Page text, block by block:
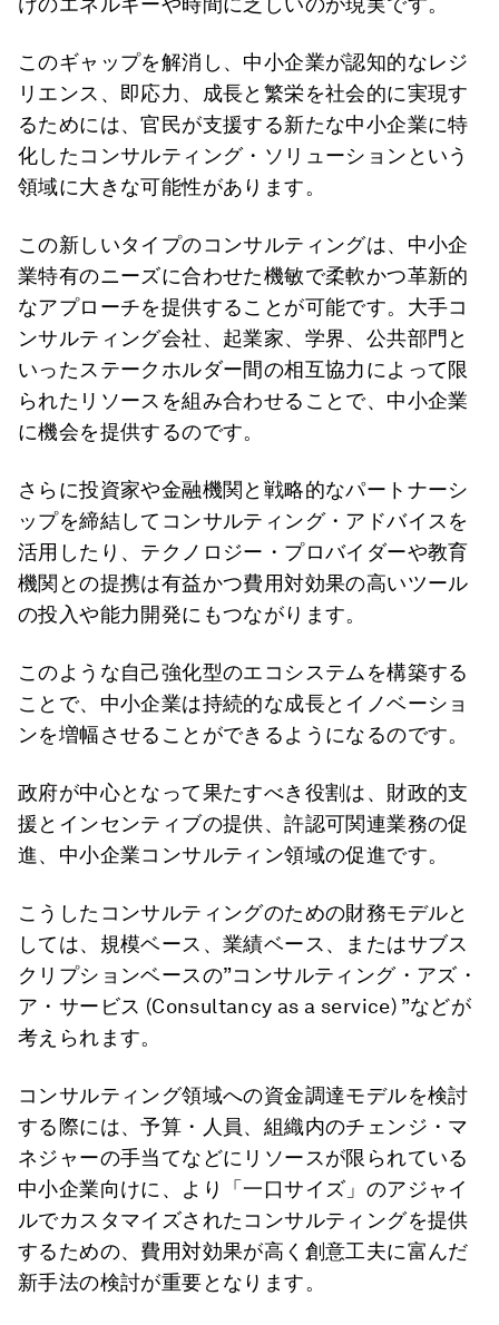
このギャップを解消し、中小企業が認知的なレジ
リエンス、即応力、成長と繁栄を社会的に実現す
るためには、官民が支援する新たな中小企業に特
化したコンサルティング・ソリューションという
領域に大きな可能性があります。
この新しいタイプのコンサルティングは、中小企
業特有のニーズに合わせた機敏で柔軟かつ革新的
なアプローチを提供することが可能です。大手コ
ンサルティング会社、起業家、学界、公共部門と
いったステークホルダー間の相互協力によって限
られたリソースを組み合わせることで、中小企業
に機会を提供するのです。
さらに投資家や金融機関と戦略的なパートナーシ
ップを締結してコンサルティング・アドバイスを
活用したり、テクノロジー・プロバイダーや教育
機関との提携は有益かつ費用対効果の高いツール
の投入や能力開発にもつながります。
このような自己強化型のエコシステムを構築する
ことで、中小企業は持続的な成長とイノベーショ
ンを増幅させることができるようになるのです。
政府が中心となって果たすべき役割は、財政的支
援とインセンティブの提供、許認可関連業務の促
進、中小企業コンサルティン領域の促進です。
こうしたコンサルティングのための財務モデルと
しては、規模ベース、業績ベース、またはサブス
クリプションベースの”コンサルティング・アズ・
ア・サービス (Consultancy as a service) ”などが
考えられます。
コンサルティング領域への資金調達モデルを検討
する際には、予算・人員、組織内のチェンジ・マ
ネジャーの手当てなどにリソースが限られている
中小企業向けに、より「一口サイズ」のアジャイ
ルでカスタマイズされたコンサルティングを提供
するための、費用対効果が高く創意工夫に富んだ
新手法の検討が重要となります。